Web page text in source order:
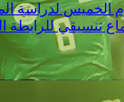
يوم الخميس